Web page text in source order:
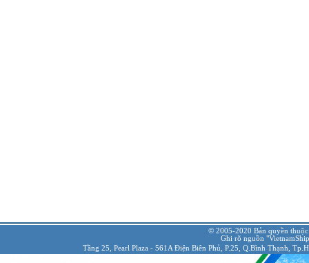
© 2005-2020 Bản quyền
Ghi rõ nguồn
Tầng 25, Pearl Plaza - 561A Điện Biên Phủ, P.25, Q.Bình Thạnh,